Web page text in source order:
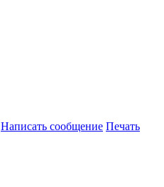
Написать сообщение Печать